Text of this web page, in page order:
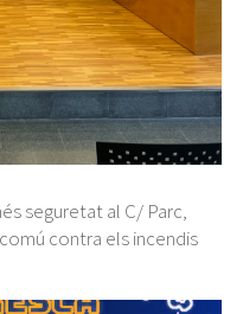
seguretat al C/ Parc,
contra els incendis